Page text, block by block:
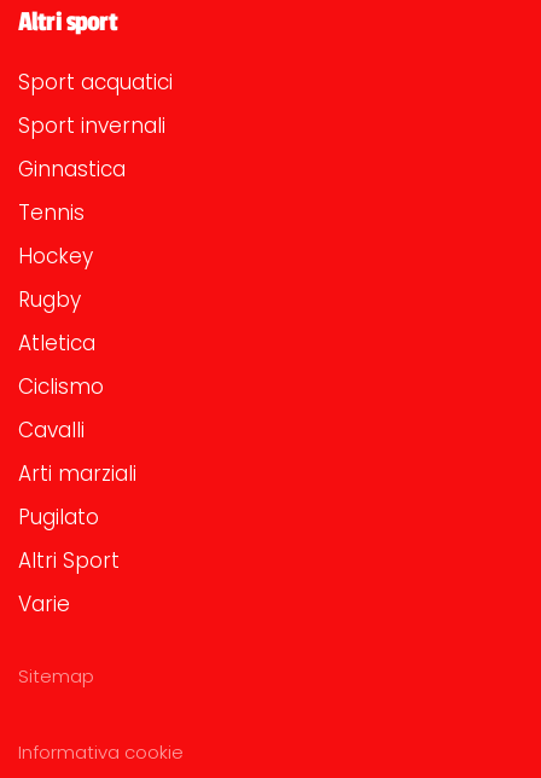
Altri sport
Sport acquatici
Sport invernali
Ginnastica
Tennis
Hockey
Rugby
Atletica
Ciclismo
Cavalli
Arti marziali
Pugilato
Altri Sport
Varie
Sitemap
Informativa cookie